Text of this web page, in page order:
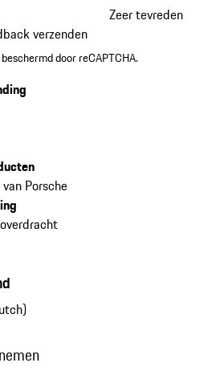
Zeer tevreden
verzenden
door reCAPTCHA.
Porsche